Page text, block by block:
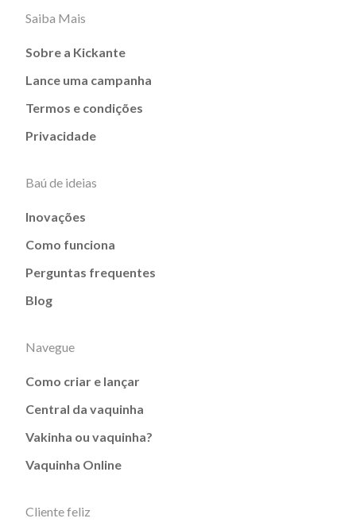
Saiba Mais
Sobre a Kickante
Lance uma campanha
Termos e condições
Privacidade
Baú de ideias
Inovações
Como funciona
Perguntas frequentes
Blog
Navegue
Como criar e lançar
Central da vaquinha
Vakinha ou vaquinha?
Vaquinha Online
Cliente feliz